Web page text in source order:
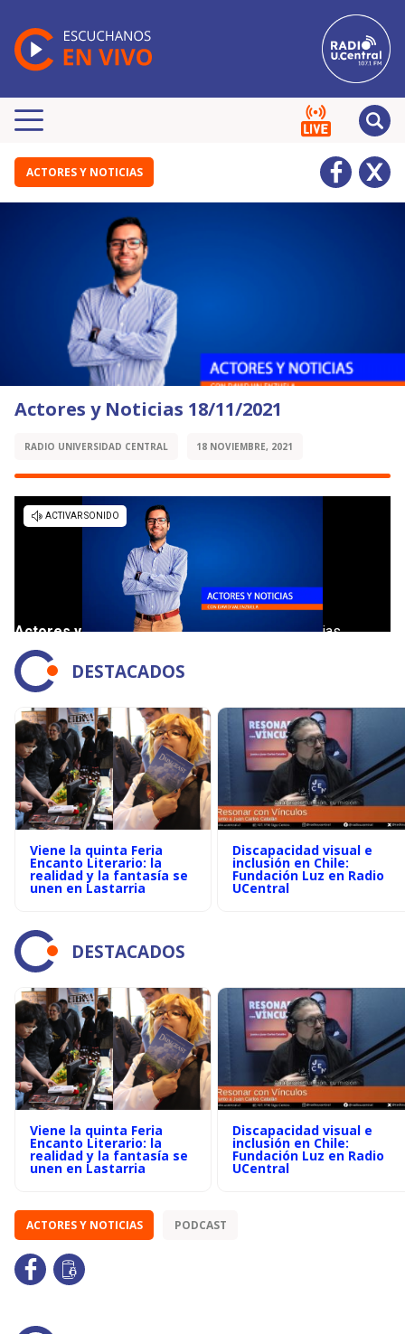
ACTORES Y NOTICIAS
Actores y Noticias 18/11/2021
RADIO UNIVERSIDAD CENTRAL 18 NOVIEMBRE, 2021
DESTACADOS
Viene la quinta Feria
Encanto Literario: la
realidad y la fantasía se
unen en Lastarria
Discapacidad visual e
inclusión en Chile:
Fundación Luz en Radio
UCentral
DESTACADOS
Viene la quinta Feria
Encanto Literario: la
realidad y la fantasía se
unen en Lastarria
Discapacidad visual e
inclusión en Chile:
Fundación Luz en Radio
UCentral
ACTORES Y NOTICIAS PODCAST